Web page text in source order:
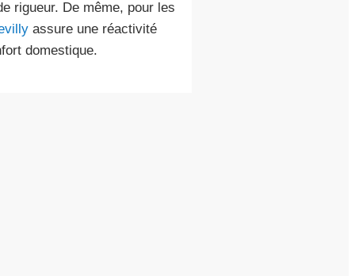
rigueur. De même, pour les
assure une réactivité
domestique.